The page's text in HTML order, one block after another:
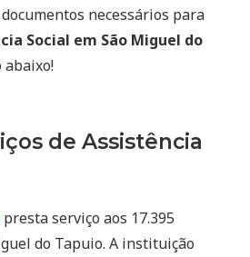
necessários para
Social em São Miguel do
abaixo!
de Assistência
presta serviço aos 17.395
do Tapuio. A instituição